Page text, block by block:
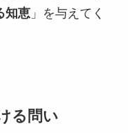
知恵」を与えてく
る問い